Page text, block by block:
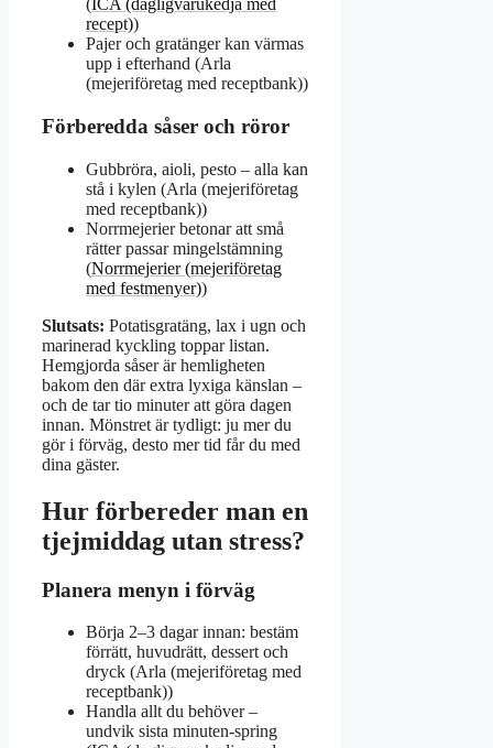
( ICA (dagligvarukedja med
recept))
Pajer och gratänger kan värmas
upp i efterhand (Arla
(mejeriföretag med receptbank))
Förberedda såser och röror
Gubbröra, aioli, pesto – alla kan
stå i kylen (Arla (mejeriföretag
med receptbank))
Norrmejerier betonar att små
rätter passar mingelstämning
(Norrmejerier (mejeriföretag
med festmenyer))
Slutsats: Potatisgratäng, lax i ugn och
marinerad kyckling toppar listan.
Hemgjorda såser är hemligheten
bakom den där extra lyxiga känslan –
och de tar tio minuter att göra dagen
innan. Mönstret är tydligt: ju mer du
gör i förväg, desto mer tid får du med
dina gäster.
Hur förbereder man en
tjejmiddag utan stress?
Planera menyn i förväg
Börja 2–3 dagar innan: bestäm
förrätt, huvudrätt, dessert och
dryck (Arla (mejeriföretag med
receptbank))
Handla allt du behöver –
undvik sista minuten-spring